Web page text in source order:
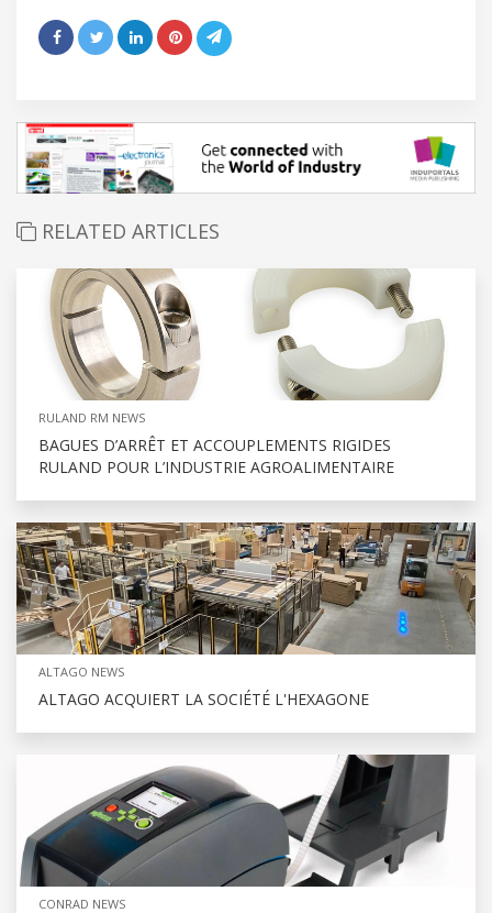
RELATED ARTICLES
RULAND RM NEWS
BAGUES D’ARRÊT ET ACCOUPLEMENTS RIGIDES
RULAND POUR L’INDUSTRIE AGROALIMENTAIRE
ALTAGO NEWS
ALTAGO ACQUIERT LA SOCIÉTÉ L'HEXAGONE
CONRAD NEWS